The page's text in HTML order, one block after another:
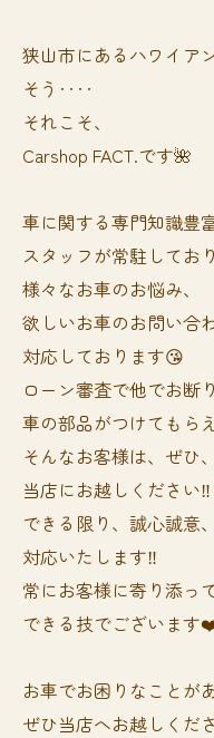
狭山市にあるハワイア
そう‥‥
それこそ、
Carshop FACT.です🌺
車に関する専門知識豊
スタッフが常駐しており
様々なお車のお悩み、
欲しいお車のお問い合
対応しております😘
ローン審査で他でお断
車の部品がつけてもら
そんなお客様は、ぜひ、
当店にお越しください‼️
できる限り、誠心誠意
対応いたします‼️
常にお客様に寄り添っ
できる技でございます
お車でお困りなことが
ぜひ当店へお越しくだ